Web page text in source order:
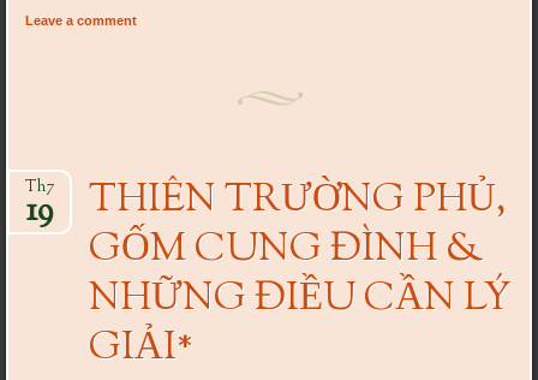
Leave a comment
THIÊN TRƯỜNG PHỦ,
GỐM CUNG ĐÌNH &
NHỮNG ĐIỀU CẦN LÝ
GIẢI*
Th7
19